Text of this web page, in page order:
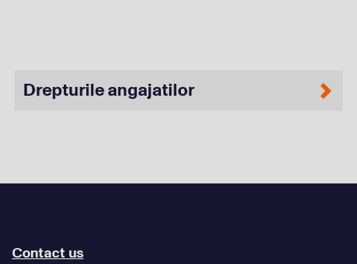
Drepturile angajatilor
Contact us